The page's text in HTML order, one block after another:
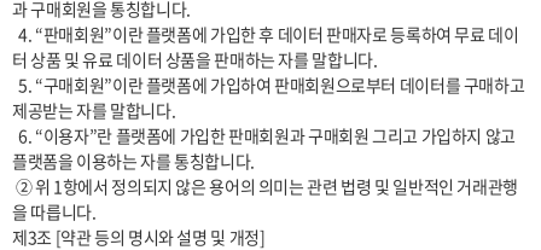
과 구매회원을 통칭합니다.
  4. “판매회원”이란 플랫폼에 가입한 후 데이터 판매자로 등록하여 무료 데이
터 상품 및 유료 데이터 상품을 판매하는 자를 말합니다.
  5. “구매회원”이란 플랫폼에 가입하여 판매회원으로부터 데이터를 구매하고
제공받는 자를 말합니다.
  6. “이용자”란 플랫폼에 가입한 판매회원과 구매회원 그리고 가입하지 않고
플랫폼을 이용하는 자를 통칭합니다.
을 따릅니다.
제3조 [약관 등의 명시와 설명 및 개정]